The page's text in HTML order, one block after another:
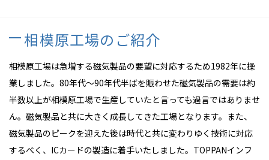
相模原工場のご紹介
相模原工場は急増する磁気製品の要望に対応するため1982年に操
業しました。80年代～90年代半ばを賑わせた磁気製品の需要は約
半数以上が相模原工場で生産していたと言っても過言ではありませ
ん。磁気製品と共に大きく成長してきた工場となります。また、
磁気製品のピークを迎えた後は時代と共に変わりゆく技術に対応
するべく、ICカードの製造に着手いたしました。TOPPANインフ